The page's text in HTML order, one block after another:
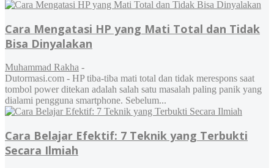
Cara Mengatasi HP yang Mati Total dan Tidak
Bisa Dinyalakan
Muhammad Rakha -
Dutormasi.com - HP tiba-tiba mati total dan tidak merespons saat
tombol power ditekan adalah salah satu masalah paling panik yang
dialami pengguna smartphone. Sebelum...
Cara Belajar Efektif: 7 Teknik yang Terbukti
Secara Ilmiah